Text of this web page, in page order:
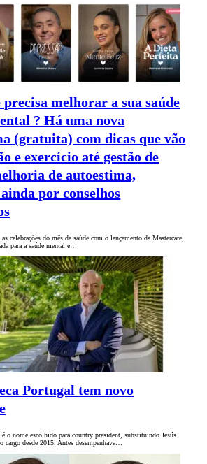
precisa melhorar a sua saúde
? Há uma nova
(gratuita) com dicas que vão
e exercício até gestão de
de autoestima,
por conselhos
celebrações do mês da saúde com o lançamento da Mastercare,
para a saúde mental e…
Portugal tem novo
é o nome escolhido para country president, substituindo Jesús
cargo desde 2015. Antes desempenhava…